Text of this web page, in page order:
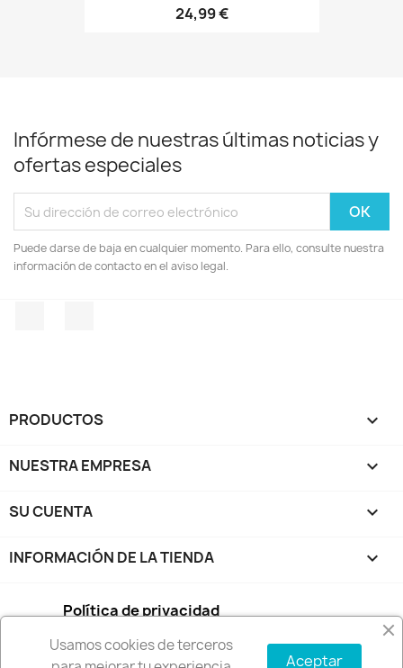
24,99 €
Infórmese de nuestras últimas noticias y
ofertas especiales
Puede darse de baja en cualquier momento. Para ello, consulte nuestra
información de contacto en el aviso legal.
PRODUCTOS 
NUESTRA EMPRESA 
SU CUENTA 
INFORMACIÓN DE LA TIENDA keyboard_arrow_down
Política de privacidad
Condiciones de compra
Usamos cookies de terceros
Aceptar